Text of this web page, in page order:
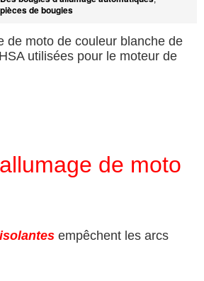
pièces de bougies
de moto de couleur blanche de
utilisées pour le moteur de
de moto
empêchent les arcs